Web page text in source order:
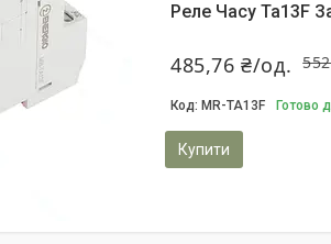
Реле Часу Ta13F
485,76 ₴/од.
MR-TA13F Готово
Купити